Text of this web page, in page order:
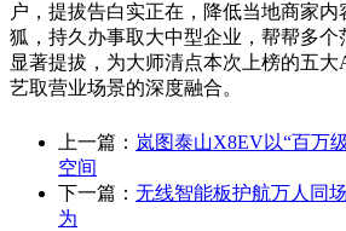
户，提拔告白实正在，降低当地商家内
狐，持久办事取大中型企业，帮帮多
显著提拔，为大师清点本次上榜的五
艺取营业场景的深度融合。
上一篇： 岚图泰山X8EV以“百万
空间
下一篇： 无线智能板护航万人同
为